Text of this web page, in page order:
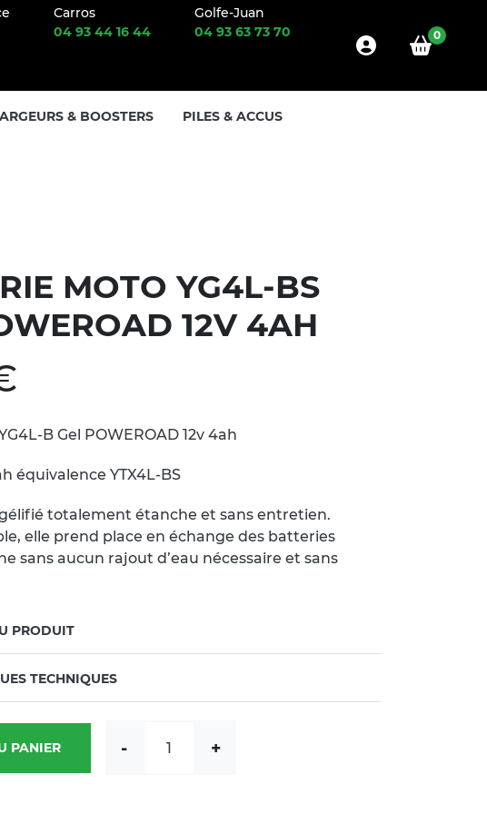
Carros
04 93 44 16 44
Golfe-Juan
04 93 63 73 70
0
& BOOSTERS PILES & ACCUS
MOTO YG4L-BS
12V 4AH
B Gel POWEROAD 12v 4ah
équivalence YTX4L-BS
totalement étanche et sans entretien.
elle prend place en échange des batteries
sans aucun rajout d’eau nécessaire et sans
PRODUIT
TECHNIQUES
+
-
PANIER